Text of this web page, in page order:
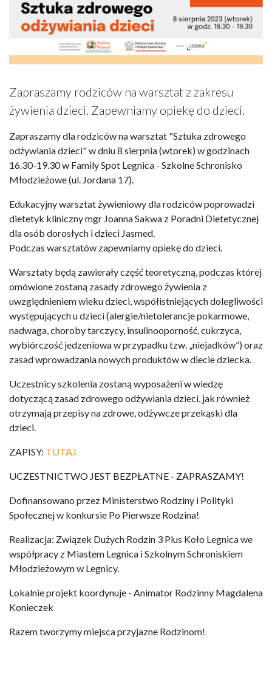
Zapraszamy rodziców na warsztat z zakresu
żywienia dzieci. Zapewniamy opiekę do dzieci.
Zapraszamy dla rodziców na warsztat "Sztuka zdrowego
odżywiania dzieci" w dniu 8 sierpnia (wtorek) w godzinach
16.30-19.30 w Family Spot Legnica - Szkolne Schronisko
Młodzieżowe (ul. Jordana 17).
Edukacyjny warsztat żywieniowy dla rodziców poprowadzi
dietetyk kliniczny mgr Joanna Sakwa z Poradni Dietetycznej
dla osób dorosłych i dzieci Jasmed.
Podczas warsztatów zapewniamy opiekę do dzieci.
Warsztaty będą zawierały część teoretyczną, podczas której
omówione zostaną zasady zdrowego żywienia z
uwzględnieniem wieku dzieci, współistniejących dolegliwości
występujących u dzieci (alergie/nietolerancje pokarmowe,
nadwaga, choroby tarczycy, insulinooporność, cukrzyca,
wybiórczość jedzeniowa w przypadku tzw. „niejadków”) oraz
zasad wprowadzania nowych produktów w diecie dziecka.
Uczestnicy szkolenia zostaną wyposażeni w wiedzę
dotyczącą zasad zdrowego odżywiania dzieci, jak również
otrzymają przepisy na zdrowe, odżywcze przekąski dla
dzieci.
ZAPISY: TUTAJ
UCZESTNICTWO JEST BEZPŁATNE - ZAPRASZAMY!
Dofinansowano przez Ministerstwo Rodziny i Polityki
Społecznej w konkursie Po Pierwsze Rodzina!
Realizacja: Związek Dużych Rodzin 3 Plus Koło Legnica we
współpracy z Miastem Legnica i Szkolnym Schroniskiem
Młodzieżowym w Legnicy.
Lokalnie projekt koordynuje - Animator Rodzinny Magdalena
Konieczek
Razem tworzymy miejsca przyjazne Rodzinom!